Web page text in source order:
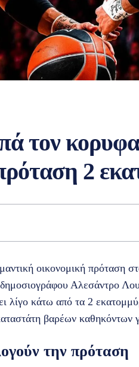
τον
2
οικονομική πρόταση
Αλεσάντρο
λίγο κάτω από τα 2
βαρέων καθηκόντων
την πρόταση